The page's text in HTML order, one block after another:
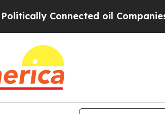
— not Taxpayers —